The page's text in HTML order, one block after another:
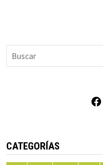
CATEGORÍAS